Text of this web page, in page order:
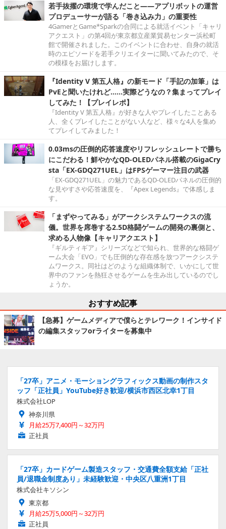
若手抜擢の環境で学んだこと――アプリボットの運営
プロデューサーが語る「巻き込み力」の重要性
4GamerとGame*Sparkの合同による就活イベント「キャリ
アクエスト」の第4回が東京都立産業貿易センター浜松町
館で開催されました。このイベントに合わせ、自身の就活
時のエピソードを若手クリエイターに聞いてみたので、そ
の模様をお届けします。
『Identity V 第五人格』の新モード「手記の加筆」は
PvEと聞いたけれど……実際どうなの？集まってプレイ
してみた！【プレイレポ】
『Identity V 第五人格』が好きな人やプレイしたことある
人、全くプレイしたことがない人など、様々な4人を集め
てプレイしてみました！
0.03msの圧倒的応答速度やリフレッシュレートで勝ち
にこだわる！鮮やかなQD-OLEDパネル搭載のGigaCry
sta「EX-GDQ271UEL」はFPSゲーマー注目の武器
「EX-GDQ271UEL」の魅力であるQD-OLEDパネルの圧倒的
な見やすさや応答速度を、『Apex Legends』で体感しま
す。
「まずやってみる」がアークシステムワークスの流
儀。世界を席巻する2.5D格闘ゲームの開発の裏側と、
求める人物像【キャリアクエスト】
『ギルティギア』シリーズなどで知られ、世界的な格闘ゲ
ーム大会「EVO」でも圧倒的な存在感を放つアークシステ
ムワークス。同社はどのような組織体制で、いかにして世
界中のファンを熱狂させるゲームを生み出しているのでし
ょうか。
おすすめ記事
【急募】ゲームメディアで僕らとテレワーク！インサイド
の編集スタッフorライターを募集中
「27卒」アニメ・モーショングラフィックス動画の制作スタ
ッフ「正社員」YouTube好き歓迎/横浜市西区北幸1丁目
株式会社LOP
神奈川県
月給25万7,400円～32万円
正社員
「27卒」カードゲーム製造スタッフ・交通費全額支給「正社
員/退職金制度あり」未経験歓迎・中央区八重洲1丁目
株式会社キソシン
東京都
月給25万5,000円～32万円
正社員